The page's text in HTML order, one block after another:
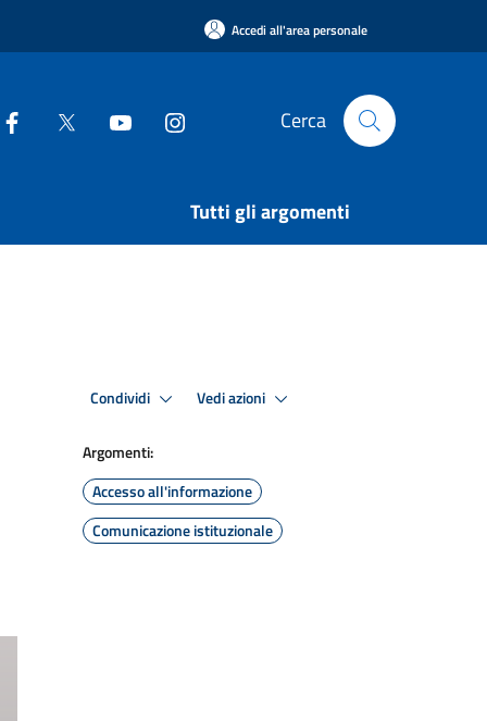
Accedi all'area personale
Cerca
Tutti gli argomenti
Condividi Vedi azioni
Argomenti:
Accesso all'informazione
Comunicazione istituzionale